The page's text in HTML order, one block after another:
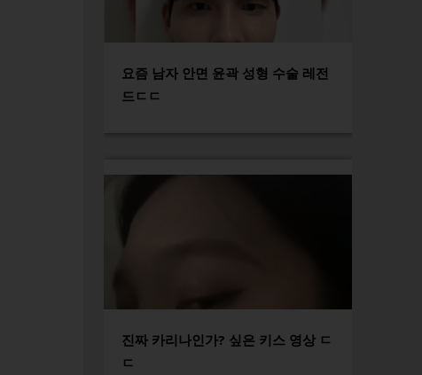
요즘 남자 안면 윤곽 성형 수술 레전
드ㄷㄷ
진짜 카리나인가? 싶은 키스 영상 ㄷ
ㄷ